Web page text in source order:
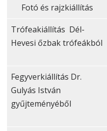
Fotó és rajzkiállítás
Trófeakiállítás Dél-
Hevesi őzbak trófeákból
Fegyverkiállítás Dr.
Gulyás István
gyűjteményéből